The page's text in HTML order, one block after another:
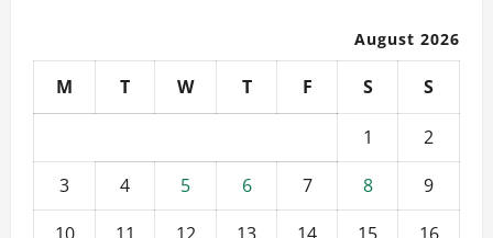
August 2026
M T W T F S S
1
2
3
4 5 6 7 8
9
10
11 12 13 14 15
16